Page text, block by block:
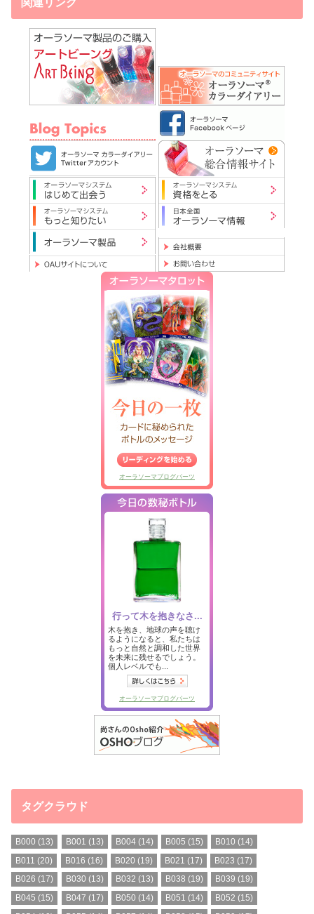
タグクラウド
B000 (13) B001 (13) B004(14) B005 (15) B010 (14)
B011 (20) B016 (16) B020 (19) B021 (17) B023 (17)
B026 (17) B030 (13) B032 (13) B038 (19) B039 (19)
B045 (15) B047 (17) B050 (14) B051 (14) B052 (15)